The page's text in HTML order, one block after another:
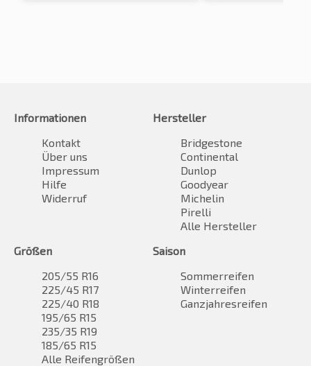
Informationen
Kontakt
Über uns
Impressum
Hilfe
Widerruf
Hersteller
Bridgestone
Continental
Dunlop
Goodyear
Michelin
Pirelli
Alle Hersteller
Größen
205/55 R16
225/45 R17
225/40 R18
195/65 R15
235/35 R19
185/65 R15
Alle Reifengrößen
Saison
Sommerreifen
Winterreifen
Ganzjahresreifen